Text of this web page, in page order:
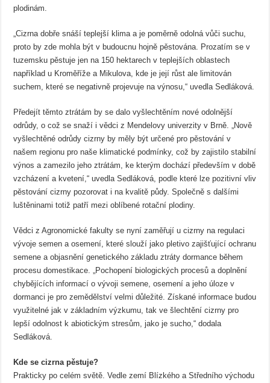
plodinám.
„Cizrna dobře snáší teplejší klima a je poměrně odolná vůči suchu,
proto by zde mohla být v budoucnu hojně pěstována. Prozatím se v
tuzemsku pěstuje jen na 150 hektarech v teplejších oblastech
například u Kroměříže a Mikulova, kde je její růst ale limitován
suchem, které se negativně projevuje na výnosu,“ uvedla Sedláková.
Předejít těmto ztrátám by se dalo vyšlechtěním nové odolnější
odrůdy, o což se snaží i vědci z Mendelovy univerzity v Brně. „Nově
vyšlechtěné odrůdy cizrny by měly být určené pro pěstování v
našem regionu pro naše klimatické podmínky, což by zajistilo stabilní
výnos a zamezilo jeho ztrátám, ke kterým dochází především v době
vzcházení a kvetení,“ uvedla Sedláková, podle které lze pozitivní vliv
pěstování cizrny pozorovat i na kvalitě půdy. Společně s dalšími
luštěninami totiž patří mezi oblíbené rotační plodiny.
Vědci z Agronomické fakulty se nyní zaměřují u cizrny na regulaci
vývoje semen a osemení, které slouží jako pletivo zajišťující ochranu
semene a objasnění genetického základu ztráty dormance během
procesu domestikace. „Pochopení biologických procesů a doplnění
chybějících informací o vývoji semene, osemení a jeho úloze v
dormanci je pro zemědělství velmi důležité. Získané informace budou
využitelné jak v základním výzkumu, tak ve šlechtění cizrny pro
lepší odolnost k abiotickým stresům, jako je sucho,“ dodala
Sedláková.
Kde se cizrna pěstuje?
Prakticky po celém světě. Vedle zemí Blízkého a Středního východu